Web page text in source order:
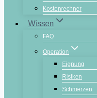
Kostenrechner
Wissen
FAQ
Operation
Eignung
Risiken
Schmerzen